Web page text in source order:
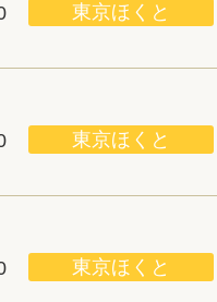
東京ほくと
東京ほくと
東京ほくと